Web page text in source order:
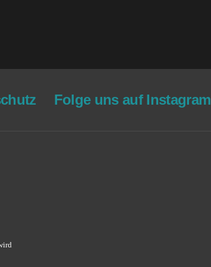
Fol­ge uns auf Instagram